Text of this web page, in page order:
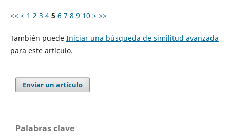
<< < 1 2 3 4 5 6 7 8 9 10 > >>
También puede Iniciar una búsqueda de similitud avanzada
para este artículo.
Enviar un artículo
Palabras clave